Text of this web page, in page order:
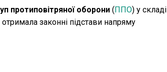
протиповітряної оборони ( ППО) у складі
законні підстави напряму